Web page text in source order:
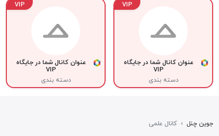
VIP
عنوان کانال شما در جایگاه
VIP
دسته بندی
VIP
عنوان کانال شما در جایگاه
VIP
دسته بندی
جوین چنل › کانال علمی